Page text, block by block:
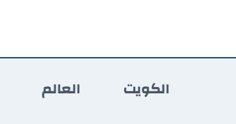
المحتوى
الكويت العالم